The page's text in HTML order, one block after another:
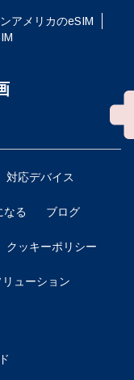
アメリカのeSIM
対応デバイス
なる ブログ
クッキーポリシー
ューション